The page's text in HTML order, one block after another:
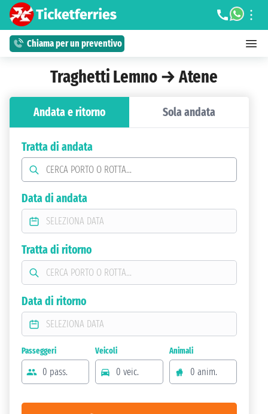
Chiama per un preventivo
Traghetti Lemno → Atene
Andata e ritorno Sola andata
Tratta di andata
Data di andata
Tratta di ritorno
Data di ritorno
Passeggeri
0 pass.
Veicoli
0 veic.
Animali
0 anim.